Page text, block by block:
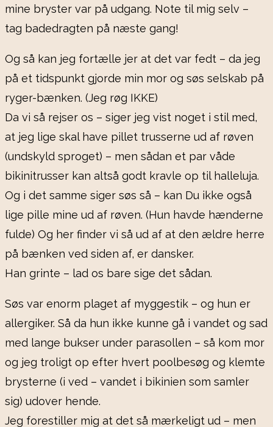
mine bryster var på udgang. Note til mig selv –
tag badedragten på næste gang!
Og så kan jeg fortælle jer at det var fedt – da jeg
på et tidspunkt gjorde min mor og søs selskab på
ryger-bænken. (Jeg røg IKKE)
Da vi så rejser os – siger jeg vist noget i stil med,
at jeg lige skal have pillet trusserne ud af røven
(undskyld sproget) – men sådan et par våde
bikinitrusser kan altså godt kravle op til halleluja.
Og i det samme siger søs så – kan Du ikke også
lige pille mine ud af røven. (Hun havde hænderne
fulde) Og her finder vi så ud af at den ældre herre
på bænken ved siden af, er dansker.
Han grinte – lad os bare sige det sådan.
Søs var enorm plaget af myggestik – og hun er
allergiker. Så da hun ikke kunne gå i vandet og sad
med lange bukser under parasollen – så kom mor
og jeg troligt op efter hvert poolbesøg og klemte
brysterne (i ved – vandet i bikinien som samler
sig) udover hende.
Jeg forestiller mig at det så mærkeligt ud – men